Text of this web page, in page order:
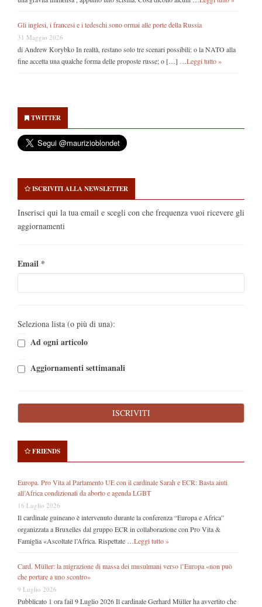
Gli inglesi, i francesi e i tedeschi sono ormai alle porte della Russia
31 Maggio 2026
di Andrew Korybko In realtà, restano solo tre scenari possibili: o la NATO alla
fine accetta una qualche forma delle proposte russe; o […] … Leggi tutto »
Sidebar
TWITTER
ISCRIVITI ALLA NEWSLETTER
Inserisci qui la tua email e scegli con che frequenza vuoi ricevere gli
aggiornamenti
Email *
Seleziona lista (o più di una):
Ad ogni articolo
Aggiornamenti settimanali
FRIENDS
Europa. Pro Vita al Parlamento UE con il cardinale Sarah e ECR: Basta aiuti
all’Africa condizionati da aborto e agenda LGBT
16 Luglio 2026
Il cardinale guineano è intervenuto durante la conferenza “Europa e Africa”
organizzata a Bruxelles dal gruppo ECR in collaborazione con Pro Vita &
Famiglia «Ascoltate l’Africa. Rispettate … Leggi tutto »
Card. Müller: la migrazione di massa dei musulmani verso l’Europa «non può
che portare a uno scontro»
9 Luglio 2026
Pubblicato 1 ora fail 9 Luglio 2026 Il cardinale Gerhard Müller ha avvertito che